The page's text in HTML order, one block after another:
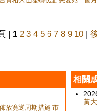
| 1 2 3 4 5 6 7 8 9 10 |
放寛逆周期措施 市
相關
黃